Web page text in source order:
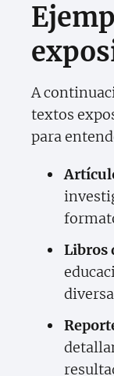
A
textos
para
Libros